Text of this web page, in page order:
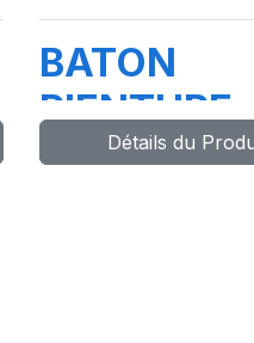
BATON
PIENTURE
Détails du